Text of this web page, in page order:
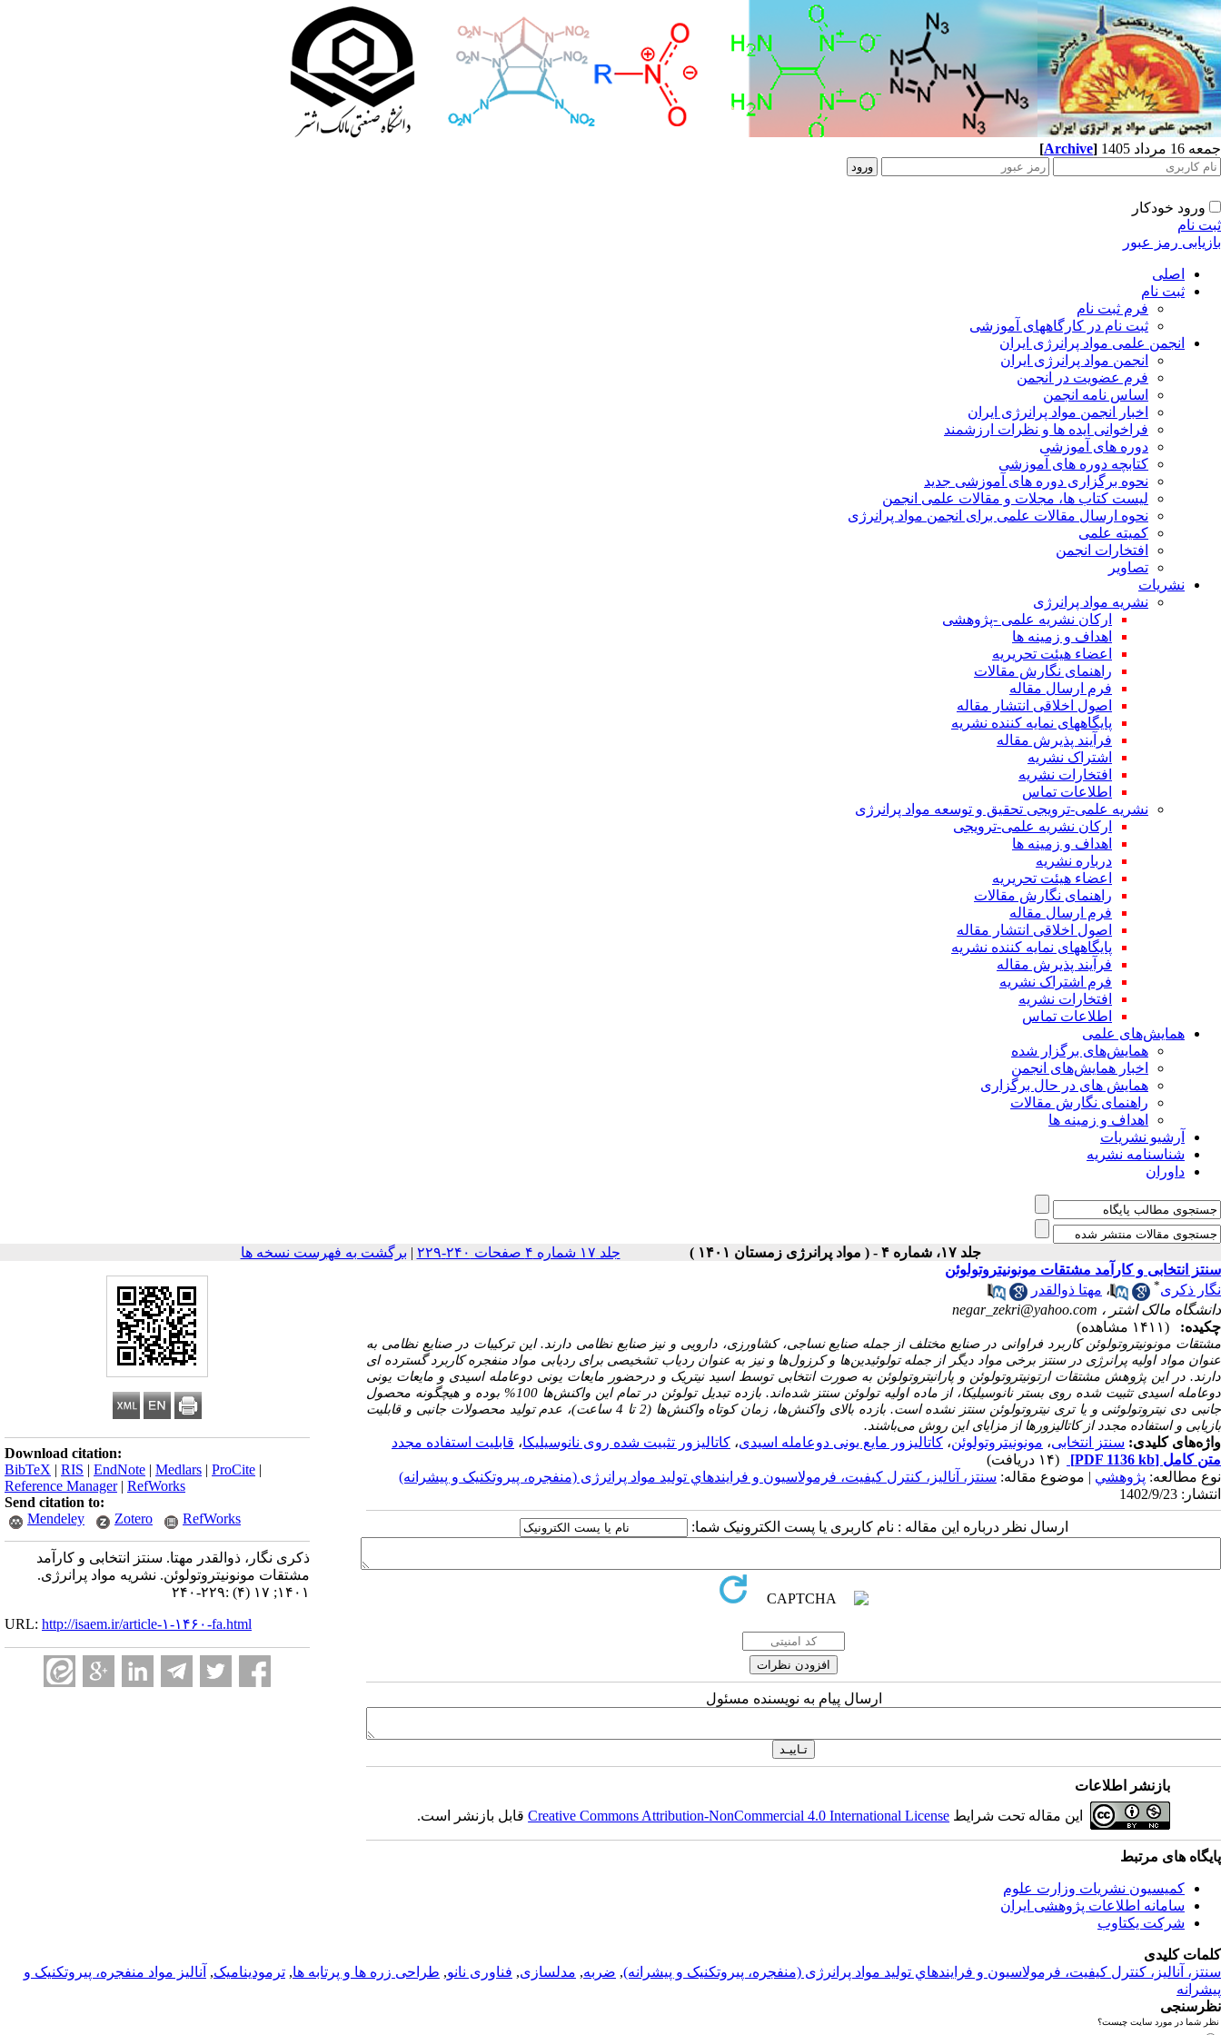
جمعه 16 مرداد 1405 [Archive]
ورود خودکار
ثبت نام
بازیابی رمز عبور
اصلی
ثبت نام
فرم ثبت نام
ثبت نام در کارگاههای آموزشی
انجمن علمی مواد پرانرژی ایران
انجمن مواد پرانرژی ایران
فرم عضویت در انجمن
اساس نامه انجمن
اخبار انجمن مواد پرانرژی ایران
فراخوانی ایده ها و نظرات ارزشمند
دوره های آموزشی
کتابچه دوره های آموزشی
نحوه برگزاری دوره های آموزشی جدید
لیست کتاب ها، مجلات و مقالات علمی انجمن
نحوه ارسال مقالات علمی برای انجمن مواد پرانرژی
کمیته علمی
افتخارات انجمن
تصاویر
نشریات
نشریه مواد پرانرژی
ارکان نشریه علمی -پژوهشی
اهداف و زمینه ها
اعضاء هیئت تحریریه
راهنمای نگارش مقالات
فرم ارسال مقاله
اصول اخلاقی انتشار مقاله
پایگاههای نمایه کننده نشریه
فرآیند پذیرش مقاله
اشتراک نشریه
افتخارات نشریه
اطلاعات تماس
نشریه علمی-ترویجی تحقیق و توسعه مواد پرانرژی
ارکان نشریه علمی-ترویجی
اهداف و زمینه ها
درباره نشریه
اعضاء هیئت تحریریه
راهنمای نگارش مقالات
فرم ارسال مقاله
اصول اخلاقی انتشار مقاله
پایگاههای نمایه کننده نشریه
فرآیند پذیرش مقاله
فرم اشتراک نشریه
افتخارات نشریه
اطلاعات تماس
همایش‌های علمی
همایش‌های برگزار شده
اخبار همایش‌های انجمن
همایش های در حال برگزاری
راهنمای نگارش مقالات
اهداف و زمینه ها
آرشیو نشریات
شناسنامه نشریه
داوران
جلد ۱۷، شماره ۴ - ( مواد پرانرژی زمستان ۱۴۰۱ ) جلد ۱۷ شماره ۴ صفحات ۲۴۰-۲۲۹ | برگشت به فهرست نسخه ها
Download citation:
BibTeX | RIS | EndNote | Medlars | ProCite |
Reference Manager| RefWorks
Send citation to:
Mendeley
Zotero RefWorks
ذکری نگار، ذوالقدر مهتا. سنتز انتخابی و کارآمد
مشتقات مونونیتروتولوئن. نشریه مواد پرانرژی.
۱۴۰۱; ۱۷ (۴) :۲۲۹-۲۴۰
URL: http://isaem.ir/article-۱-۱۴۶۰-fa.html
سنتز انتخابی و کارآمد مشتقات مونونیتروتولوئن
نگار ذکری* ، مهتا ذوالقدر
دانشگاه مالک اشتر ، negar_zekri@yahoo.com
چکیده:
(۱۴۱۱ مشاهده)
مشتقات مونونیتروتولوئن کاربرد فراوانی در صنایع مختلف از جمله صنایع نساجی، کشاورزی، دارویی و نیز صنایع نظامی دارند. این ترکیبات در صنایع نظامی به
عنوان مواد اولیه پرانرژی در سنتز برخی مواد دیگر از جمله تولوئیدین‌ها و کرزول‌ها و نیز به عنوان ردیاب تشخیصی برای ردیابی مواد منفجره کاربرد گسترده ای
دارند. در این پژوهش مشتقات ارتونیتروتولوئن و پارانیتروتولوئن به صورت انتخابی توسط اسید نیتریک و درحضور مایعات یونی دوعامله اسیدی و مایعات یونی
دوعامله اسیدی تثبیت شده روی بستر نانوسیلیکا، از ماده اولیه تولوئن سنتز شده‌اند. بازده تبدیل تولوئن در تمام این واکنش‌ها 100% بوده و هیچگونه محصول
جانبی دی نیتروتولوئنی و یا تری نیتروتولوئن سنتز نشده است. بازده بالای واکنش‌‌ها، زمان کوتاه واکنش‌ها (2 تا 4 ساعت)، عدم تولید محصولات جانبی و قابلیت
بازیابی و استفاده مجدد از کاتالیزورها از مزایای این روش می‌باشند.
واژه‌های کلیدی: سنتز انتخابی، مونونیتروتولوئن، کاتالیزور مایع یونی دوعامله اسیدی، کاتالیزور تثبیت شده روی نانوسیلیکا، قابلیت استفاده مجدد
متن کامل [PDF 1136 kb]
(۱۴ دریافت)
نوع مطالعه: پژوهشي | موضوع مقاله: سنتز، آناليز، کنترل کيفيت، فرمولاسيون و فرايندهاي توليد مواد پرانرژی (منفجره، پيروتکنيک و پيشرانه)
انتشار: 1402/9/23
ارسال نظر درباره این مقاله : نام کاربری یا پست الکترونیک شما:
ارسال پیام به نویسنده مسئول
بازنشر اطلاعات
این مقاله تحت شرایط Creative Commons Attribution-NonCommercial 4.0 International Licenseقابل بازنشر است.
پایگاه های مرتبط
کمیسیون نشریات وزارت علوم
سامانه اطلاعات پژوهشی ایران
شرکت یکتاوب
کلمات کلیدی
سنتز، آناليز، کنترل کيفيت، فرمولاسيون و فرايندهاي توليد مواد پرانرژی (منفجره، پيروتکنيک و پيشرانه), ضربه, مدلسازی, فناوری نانو, طراحی زره ها و پرتابه ها, ترمودینامیک, آناليز مواد منفجره، پیروتکنیک و
پیشرانه
نظرسنجی
نظر شما در مورد سایت چیست؟